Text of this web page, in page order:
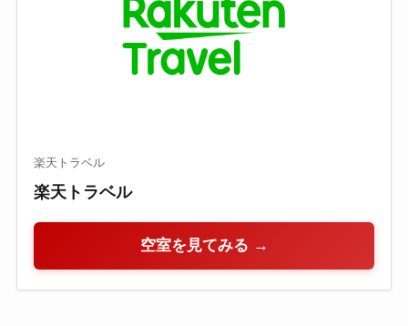
楽天トラベル
楽天トラベル
空室を見てみる →